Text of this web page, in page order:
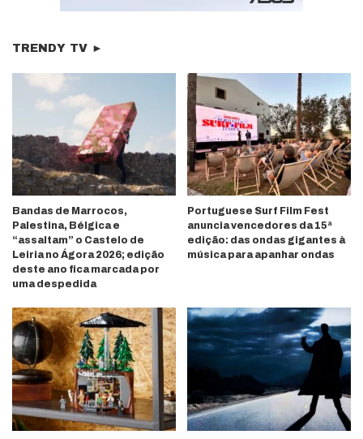
TRENDY TV ►
Bandas de Marrocos,
Palestina, Bélgica e
“assaltam” o Castelo de
Leiria no Ágora 2026; edição
deste ano fica marcada por
uma despedida
Portuguese Surf Film Fest
anuncia vencedores da 15ª
edição: das ondas gigantes à
música para apanhar ondas